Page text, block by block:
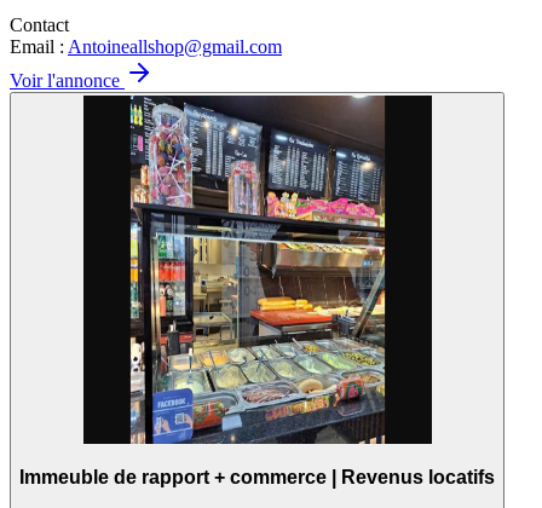
Contact
Email : Antoineallshop@gmail.com
Voir l'annonce
Immeuble de rapport + commerce | Revenus locatifs